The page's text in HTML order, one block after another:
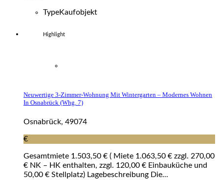
TypeKaufobjekt
Highlight
Neuwertige 3-Zimmer-Wohnung Mit Wintergarten – Modernes Wohnen
In Osnabrück (whg. 7)
Osnabrück, 49074
€
Gesamtmiete 1.503,50 € ( Miete 1.063,50 € zzgl. 270,00
€ NK – HK enthalten, zzgl. 120,00 € Einbauküche und
50,00 € Stellplatz) Lagebeschreibung Die...